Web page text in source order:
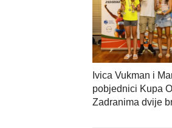
Ivica Vukman i
pobjednici Kupa
Zadranima dvije